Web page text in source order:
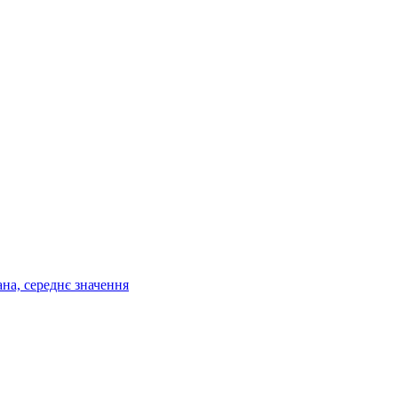
середнє значення